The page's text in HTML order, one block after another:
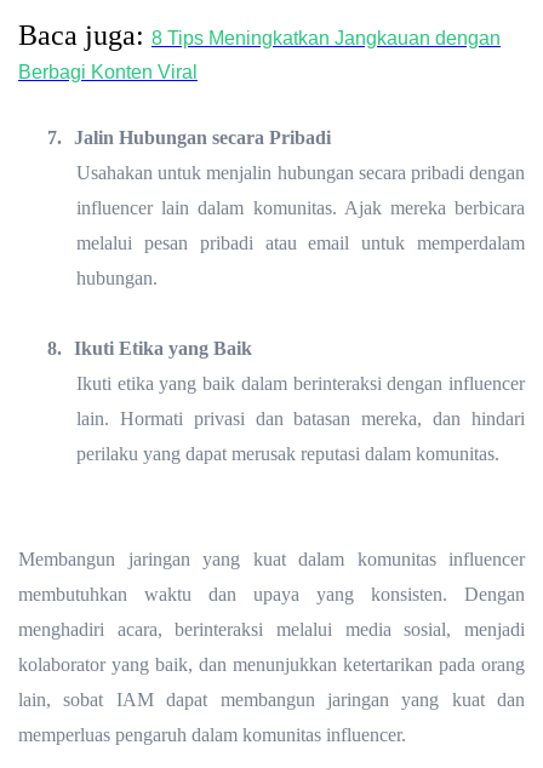
Baca juga: 8 Tips Meningkatkan Jangkauan dengan
Berbagi Konten Viral
7. Jalin Hubungan secara Pribadi
Usahakan untuk menjalin hubungan secara pribadi dengan
influencer lain dalam komunitas. Ajak mereka berbicara
melalui pesan pribadi atau email untuk memperdalam
hubungan.
8. Ikuti Etika yang Baik
Ikuti etika yang baik dalam berinteraksi dengan influencer
lain. Hormati privasi dan batasan mereka, dan hindari
perilaku yang dapat merusak reputasi dalam komunitas.
Membangun jaringan yang kuat dalam komunitas influencer
membutuhkan waktu dan upaya yang konsisten. Dengan
menghadiri acara, berinteraksi melalui media sosial, menjadi
kolaborator yang baik, dan menunjukkan ketertarikan pada orang
lain, sobat IAM dapat membangun jaringan yang kuat dan
memperluas pengaruh dalam komunitas influencer.